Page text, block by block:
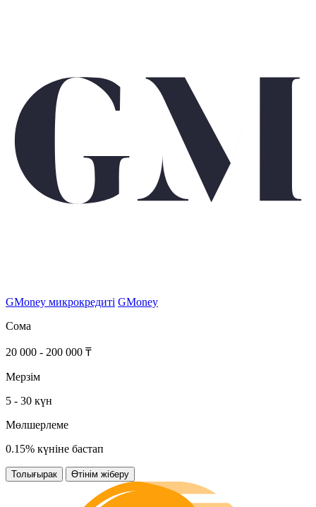
GMoney микрокредиті GMoney
Сома
20 000 - 200 000 ₸
Мерзім
5 - 30 күн
Мөлшерлеме
0.15% күніне бастап
Толығырак Өтінім жіберу